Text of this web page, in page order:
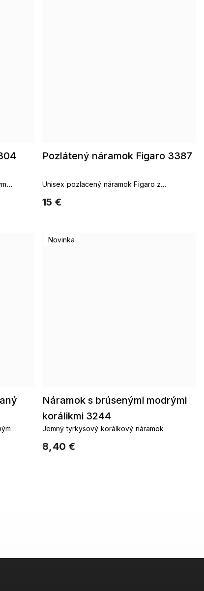
Pozlátený náramok Figaro 3387
15 €
Unisex pozlacený náramok Figaro z
Novinka
Náramok s brúsenými modrými
korálikmi 3244
8,40 €
Jemný tyrkysový korálkový náramok